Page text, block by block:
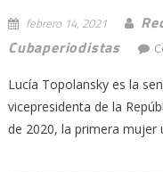
febrero 14, 2021
Cubaperiodistas
Lucía Topolansky es la
vicepresidenta de la
de 2020, la primera mujer